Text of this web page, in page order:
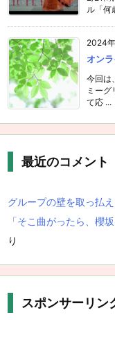
ル「何
2024
オン
今回は
ミー
て応 ...
最近のコメント
グループの壁を取っ払
「そこ曲がったら、櫻
り
スポンサーリン